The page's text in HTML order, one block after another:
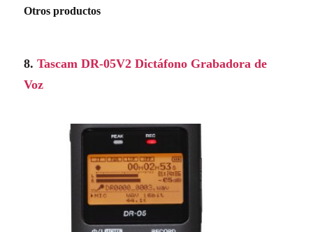
Otros productos
8. Tascam DR-05V2 Dictáfono Grabadora de
Voz